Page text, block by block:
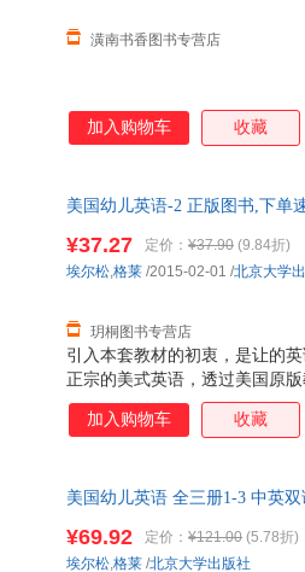
潢南书香图书专营店
加入购物车 收藏
美国幼儿英语-2 正版图书,下单
引入本套教材的初衷，是让的
正宗的美式英语，透过美国原
言”学起。 整套教材以精美的
的儿童语言。图文互释，简单
¥37.27 定价： ¥37.90 (9.84折)
玥桐图书专营店
埃尔松,格莱 /2015-02-01 /北京大学
加入购物车 收藏
美国幼儿英语 全三册1-3 中英
¥69.92 定价： ¥121.00 (5.78折)
埃尔松,格莱 /北京大学出版社